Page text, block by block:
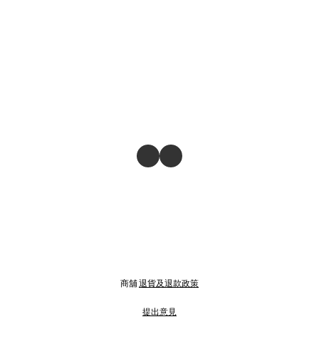
商舖退貨及退款政策
提出意見